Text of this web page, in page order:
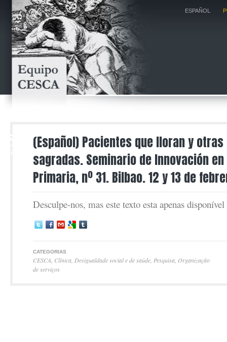
ESPAÑOL
(Español) Pacientes que lloran y
sagradas. Seminario de Innovación
Primaria, nº 31. Bilbao. 12 y 13 de
Desculpe-nos, mas este texto esta apenas
CATEGORIAS
CESCA Clínica Desigualdade social e de saúde Pesquisa Organização
de serviços